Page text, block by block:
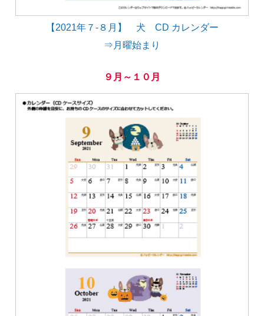
【2021年７-８月】 犬 CD カレンダー
⇒月曜始まり
９月～１０月